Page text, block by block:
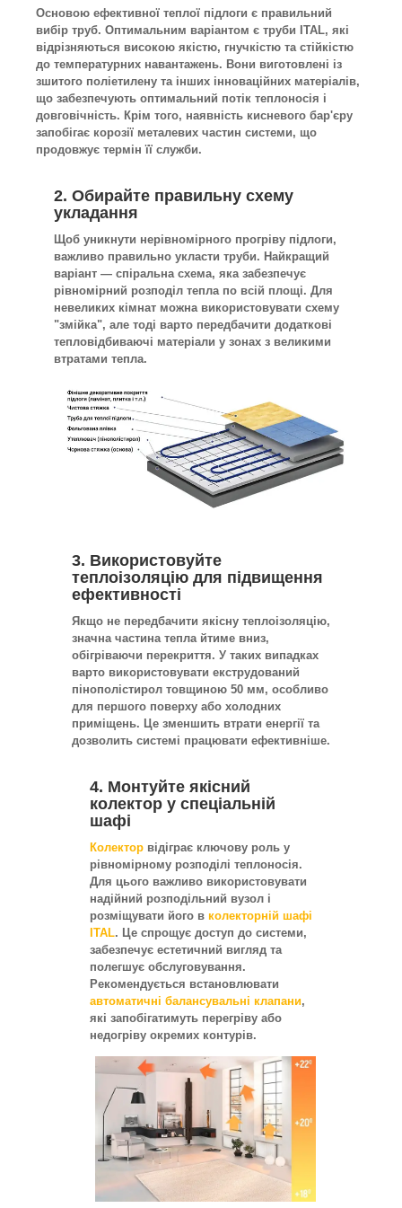
Основою ефективної теплої підлоги є правильний
вибір труб. Оптимальним варіантом є труби ITAL, які
відрізняються високою якістю, гнучкістю та стійкістю
до температурних навантажень. Вони виготовлені із
зшитого поліетилену та інших інноваційних матеріалів,
що забезпечують оптимальний потік теплоносія і
довговічність. Крім того, наявність кисневого бар'єру
запобігає корозії металевих частин системи, що
продовжує термін її служби.
2. Обирайте правильну схему
укладання
Щоб уникнути нерівномірного прогріву підлоги,
важливо правильно укласти труби. Найкращий
варіант — спіральна схема, яка забезпечує
рівномірний розподіл тепла по всій площі. Для
невеликих кімнат можна використовувати схему
"змійка", але тоді варто передбачити додаткові
тепловідбиваючі матеріали у зонах з великими
втратами тепла.
3. Використовуйте
теплоізоляцію для підвищення
ефективності
Якщо не передбачити якісну теплоізоляцію,
значна частина тепла йтиме вниз,
обігріваючи перекриття. У таких випадках
варто використовувати екструдований
пінополістирол товщиною 50 мм, особливо
для першого поверху або холодних
приміщень. Це зменшить втрати енергії та
дозволить системі працювати ефективніше.
4. Монтуйте якісний
колектор у спеціальній
шафі
Колектор відіграє ключову роль у
рівномірному розподілі теплоносія.
Для цього важливо використовувати
надійний розподільний вузол і
розміщувати його в колекторній шафі
ITAL. Це спрощує доступ до системи,
забезпечує естетичний вигляд та
полегшує обслуговування.
Рекомендується встановлювати
автоматичні балансувальні клапани,
які запобігатимуть перегріву або
недогріву окремих контурів.